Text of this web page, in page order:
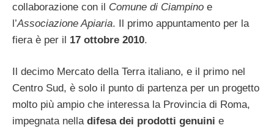
collaborazione con il Comune di Ciampino e
l’Associazione Apiaria. Il primo appuntamento per la
fiera è per il 17 ottobre 2010.
Il decimo Mercato della Terra italiano, e il primo nel
Centro Sud, è solo il punto di partenza per un progetto
molto più ampio che interessa la Provincia di Roma,
impegnata nella difesa dei prodotti genuini e